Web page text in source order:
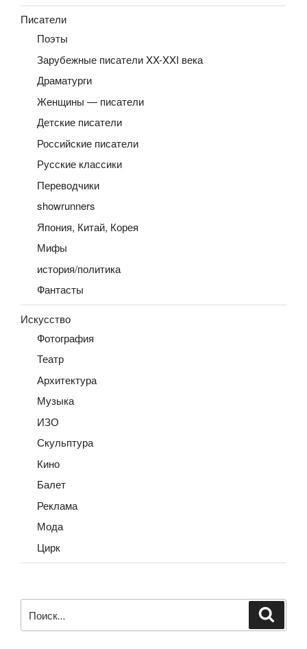
Писатели
Поэты
Зарубежные писатели XX-XXI века
Драматурги
Женщины — писатели
Детские писатели
Российские писатели
Русские классики
Переводчики
showrunners
Япония, Китай, Корея
Мифы
история/политика
Фантасты
Искусство
Фотография
Театр
Архитектура
Музыка
ИЗО
Скульптура
Кино
Балет
Реклама
Мода
Цирк